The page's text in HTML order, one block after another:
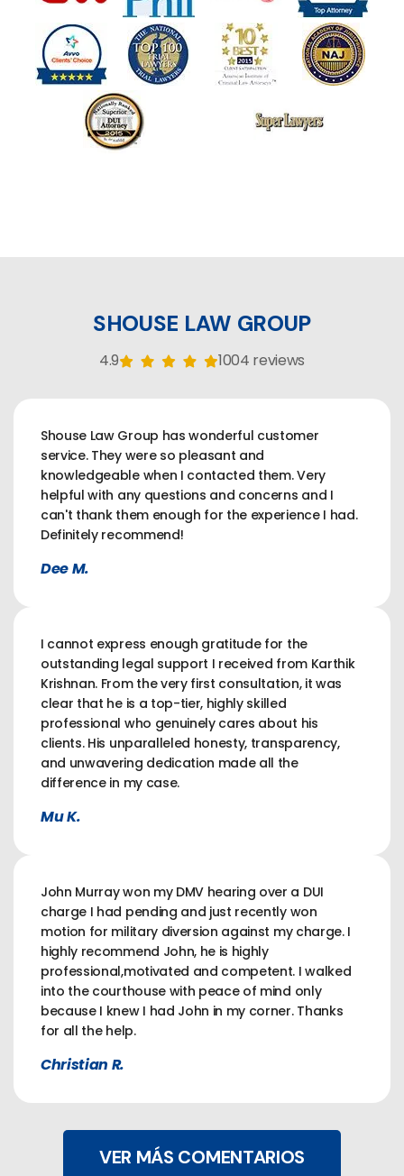
SHOUSE LAW GROUP
4.9 1004 reviews
Shouse Law Group has wonderful customer
service. They were so pleasant and
knowledgeable when I contacted them. Very
helpful with any questions and concerns and I
can't thank them enough for the experience I had.
Definitely recommend!
Dee M.
I cannot express enough gratitude for the
outstanding legal support I received from Karthik
Krishnan. From the very first consultation, it was
clear that he is a top-tier, highly skilled
professional who genuinely cares about his
clients. His unparalleled honesty, transparency,
and unwavering dedication made all the
difference in my case.
Mu K.
John Murray won my DMV hearing over a DUI
charge I had pending and just recently won
motion for military diversion against my charge. I
highly recommend John, he is highly
professional,motivated and competent. I walked
into the courthouse with peace of mind only
because I knew I had John in my corner. Thanks
for all the help.
Christian R.
VER MÁS COMENTARIOS